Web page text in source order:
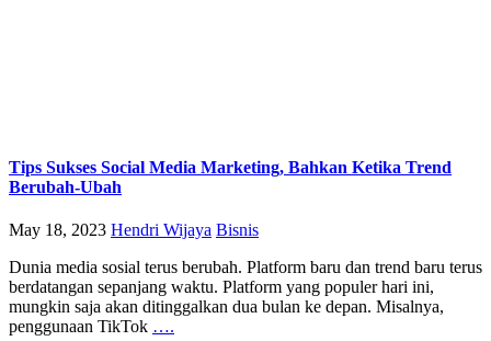
Tips Sukses Social Media Marketing, Bahkan Ketika Trend
Berubah-Ubah
May 18, 2023 Hendri Wijaya Bisnis
Dunia media sosial terus berubah. Platform baru dan trend baru terus
berdatangan sepanjang waktu. Platform yang populer hari ini,
mungkin saja akan ditinggalkan dua bulan ke depan. Misalnya,
penggunaan TikTok ….